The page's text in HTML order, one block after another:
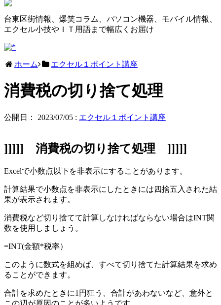
台東区街情報、爆笑コラム、パソコン機器、モバイル情報、
エクセル小技やＩＴ用語まで幅広くお届け
ホーム エクセル１ポイント講座
消費税の切り捨て処理
公開日： 2023/07/05 : エクセル１ポイント講座
]]]]] 消費税の切り捨て処理 ]]]]]
Excelで小数点以下を非表示にすることがあります。
計算結果で小数点を非表示にしたときには四捨五入された結
果が表示されます。
消費税など切り捨てて計算しなければならない場合はINT関
数を使用しましょう。
=INT(金額*税率）
このように数式を組めば、すべて切り捨てた計算結果を求め
ることができます。
合計を求めたときに1円狂う、合計があわないなど、意外と
この辺が原因のことが多いようです。